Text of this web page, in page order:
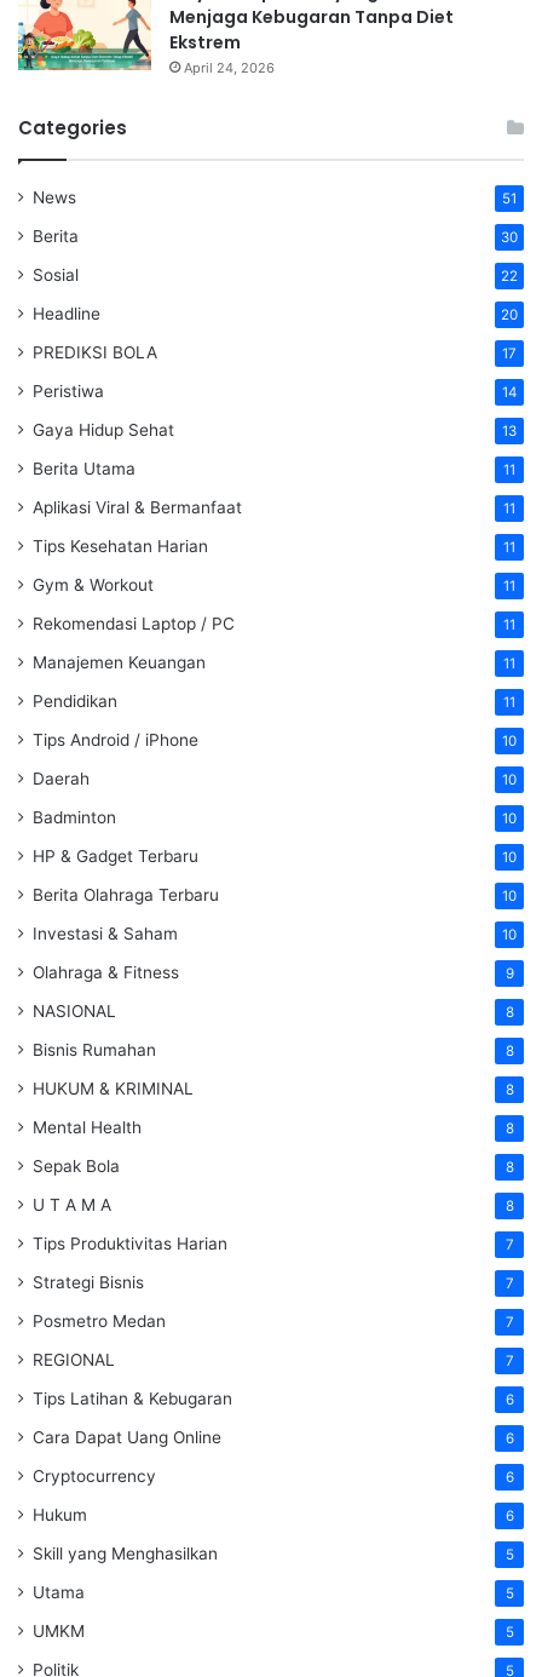
Menjaga Kebugaran Tanpa Diet
Ekstrem
April 24, 2026
Categories
News 51
Berita 30
Sosial 22
Headline 20
PREDIKSI BOLA 17
Peristiwa 14
Gaya Hidup Sehat 13
Berita Utama 11
Aplikasi Viral & Bermanfaat 11
Tips Kesehatan Harian 11
Gym & Workout 11
Rekomendasi Laptop / PC 11
Manajemen Keuangan 11
Pendidikan 11
Tips Android / iPhone 10
Daerah 10
Badminton 10
HP & Gadget Terbaru 10
Berita Olahraga Terbaru 10
Investasi & Saham 10
Olahraga & Fitness 9
NASIONAL 8
Bisnis Rumahan 8
HUKUM & KRIMINAL 8
Mental Health 8
Sepak Bola 8
U T A M A 8
Tips Produktivitas Harian 7
Strategi Bisnis 7
Posmetro Medan 7
REGIONAL 7
Tips Latihan & Kebugaran 6
Cara Dapat Uang Online 6
Cryptocurrency 6
Hukum 6
Skill yang Menghasilkan 5
Utama 5
UMKM 5
Politik 5